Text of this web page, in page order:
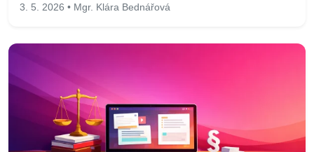
3. 5. 2026 • Mgr. Klára Bednářová